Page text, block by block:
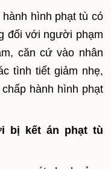
hình phạt tù có
đối với người phạm
căn cứ vào nhân
tình tiết giảm nhẹ,
hành hình phạt
bị kết án phạt tù